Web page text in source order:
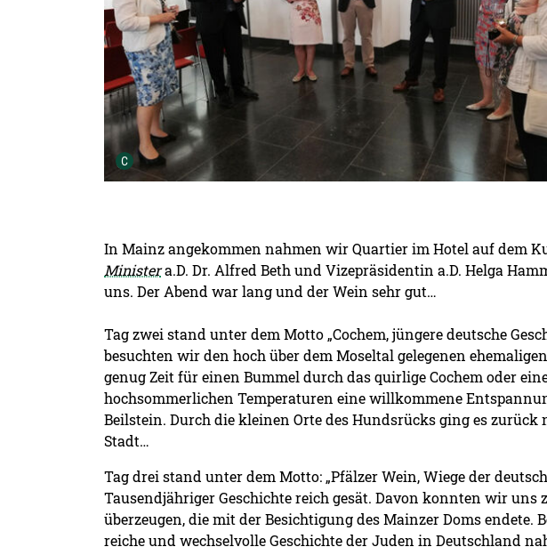
C Urheber der Grafik:
In Mainz angekommen nahmen wir Quartier im Hotel auf dem
Ministera.D. Dr. Alfred Beth und Vizepräsidentin a.D. Helga
uns. Der Abend war lang und der Wein sehr gut…
Tag zwei stand unter dem Motto „Cochem, jüngere deutsche
besuchten wir den hoch über dem Moseltal gelegenen
genug Zeit für einen Bummel durch das quirlige Cochem oder
hochsommerlichen Temperaturen eine willkommene
Beilstein. Durch die kleinen Orte des Hundsrücks ging es
Stadt…
Tag drei stand unter dem Motto: „Pfälzer Wein, Wiege der
Tausendjähriger Geschichte reich gesät. Davon konnten wir
überzeugen, die mit der Besichtigung des Mainzer Doms
reiche und wechselvolle Geschichte der Juden in Deutschland